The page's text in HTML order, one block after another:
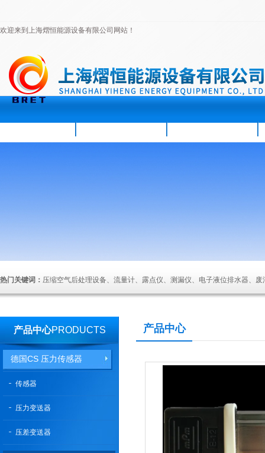
欢迎来到上海熠恒能源设备有限公司网站！
热门关键词： 压缩空气后处理设备、流量计、露点仪、测漏仪、电子液位排水器、
产品中心PRODUCTS
德国CS 压力传感器
传感器
压力变送器
压差变送器
产品中心